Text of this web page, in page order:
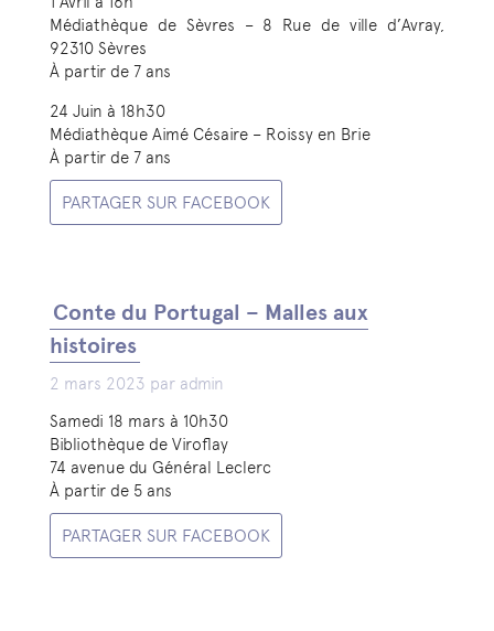
Médiathèque de Sèvres – 8 Rue de ville d’Avray,
92310 Sèvres
À partir de 7 ans
24 Juin à 18h30
Médiathèque Aimé Césaire – Roissy en Brie
À partir de 7 ans
PARTAGER SUR FACEBOOK
Conte du Portugal – Malles aux
histoires
2 mars 2023 par admin
Samedi 18 mars à 10h30
Bibliothèque de Viroflay
74 avenue du Général Leclerc
À partir de 5 ans
PARTAGER SUR FACEBOOK